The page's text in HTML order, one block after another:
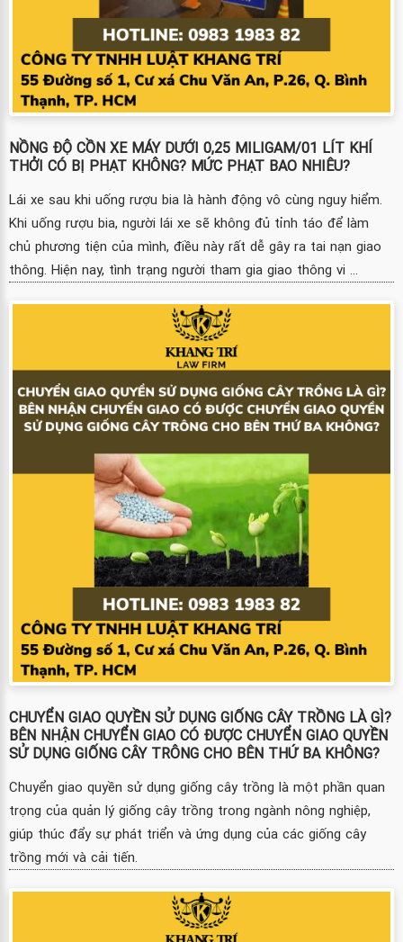
NỒNG ĐỘ CỒN XE MÁY DƯỚI 0,25 MILIGAM/01 LÍT KHÍ
THỞI CÓ BỊ PHẠT KHÔNG? MỨC PHẠT BAO NHIÊU?
Lái xe sau khi uống rượu bia là hành động vô cùng nguy hiểm.
Khi uống rượu bia, người lái xe sẽ không đủ tỉnh táo để làm
chủ phương tiện của mình, điều này rất dễ gây ra tai nạn giao
thông. Hiện nay, tình trạng người tham gia giao thông vi ...
CHUYỂN GIAO QUYỀN SỬ DỤNG GIỐNG CÂY TRỒNG LÀ GÌ?
BÊN NHẬN CHUYỂN GIAO CÓ ĐƯỢC CHUYỂN GIAO QUYỀN
SỬ DỤNG GIỐNG CÂY TRÔNG CHO BÊN THỨ BA KHÔNG?
Chuyển giao quyền sử dụng giống cây trồng là một phần quan
trọng của quản lý giống cây trồng trong ngành nông nghiệp,
giúp thúc đẩy sự phát triển và ứng dụng của các giống cây
trồng mới và cải tiến.